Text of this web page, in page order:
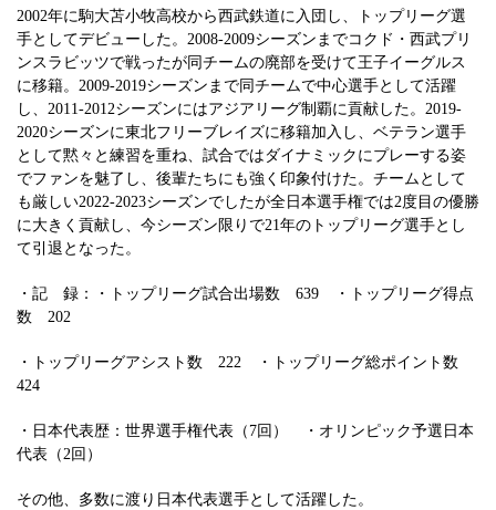
2002年に駒大苫小牧高校から西武鉄道に入団し、トップリーグ選
手としてデビューした。2008-2009シーズンまでコクド・西武プリ
ンスラビッツで戦ったが同チームの廃部を受けて王子イーグルス
に移籍。2009-2019シーズンまで同チームで中心選手として活躍
し、2011-2012シーズンにはアジアリーグ制覇に貢献した。2019-
2020シーズンに東北フリーブレイズに移籍加入し、ベテラン選手
として黙々と練習を重ね、試合ではダイナミックにプレーする姿
でファンを魅了し、後輩たちにも強く印象付けた。チームとして
も厳しい2022-2023シーズンでしたが全日本選手権では2度目の優勝
に大きく貢献し、今シーズン限りで21年のトップリーグ選手とし
て引退となった。
・記 録：・トップリーグ試合出場数 639 ・トップリーグ得点
数 202
・トップリーグアシスト数 222 ・トップリーグ総ポイント数
424
・日本代表歴：世界選手権代表（7回） ・オリンピック予選日本
代表（2回）
その他、多数に渡り日本代表選手として活躍した。